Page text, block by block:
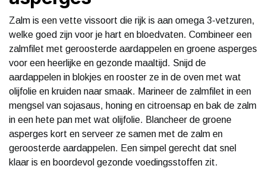
Zalm is een vette vissoort die rijk is aan omega 3-vetzuren,
welke goed zijn voor je hart en bloedvaten. Combineer een
zalmfilet met geroosterde aardappelen en groene asperges
voor een heerlijke en gezonde maaltijd. Snijd de
aardappelen in blokjes en rooster ze in de oven met wat
olijfolie en kruiden naar smaak. Marineer de zalmfilet in een
mengsel van sojasaus, honing en citroensap en bak de zalm
in een hete pan met wat olijfolie. Blancheer de groene
asperges kort en serveer ze samen met de zalm en
geroosterde aardappelen. Een simpel gerecht dat snel
klaar is en boordevol gezonde voedingsstoffen zit.